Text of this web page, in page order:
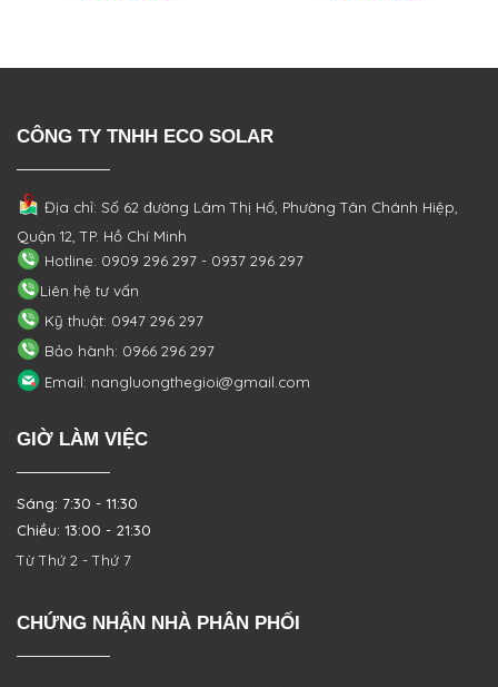
CÔNG TY TNHH ECO SOLAR
Địa chỉ: Số 62 đường Lâm Thị Hố, PhườngTân Chánh Hiệp,
Quận 12, TP. Hồ Chí Minh
Hotline: 0909 296 297 - 0937 296 297
Liên hệ tư vấn
Kỹ thuật: 0947 296 297
Bảo hành: 0966 296 297
Email: nangluongthegioi@gmail.com
GIỜ LÀM VIỆC
Sáng: 7:30 - 11:30
Chiều: 13:00 - 21:30
Từ Thứ 2 - Thứ 7
CHỨNG NHẬN NHÀ PHÂN PHỐI